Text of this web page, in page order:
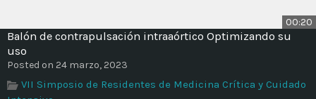
00:20
Balón de contrapulsación intraaórtico Optimizando su
uso
Posted on 24 marzo, 2023
VII Simposio de Residentes de Medicina Crítica y Cuidado